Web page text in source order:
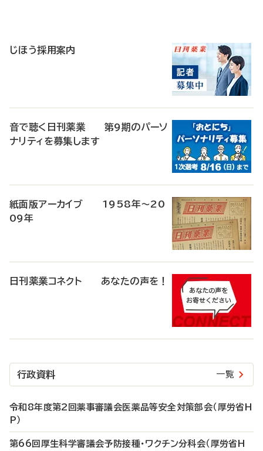
じほう採用案内
音で聴く日刊薬業 第9期のパーソ
ナリティを募集します
紙面版アーカイブ 1958年～20
09年
日刊薬業コネクト あなたの声を！
行政資料 一覧
令和8年度第2回薬事審議会医薬品等安全対策部会（厚労省H
P）
第66回厚生科学審議会予防接種・ワクチン分科会（厚労省H